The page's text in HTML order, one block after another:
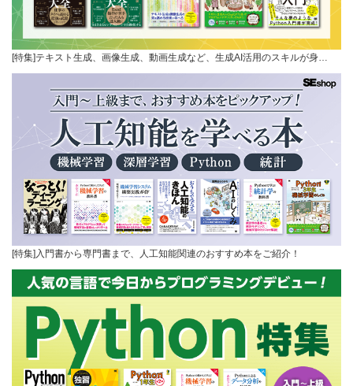
[特集]テキスト生成、画像生成、動画生成など、生成AI活用のスキルが身…
[特集]入門書から専門書まで、人工知能関連のおすすめ本をご紹介！